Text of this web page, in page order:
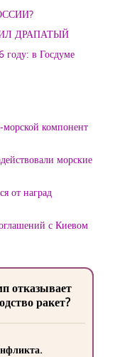
ДРАПАТЫЙ
году: в Госдуме
морской компонент
морские
от наград
с Киевом
отказывает
ракет?